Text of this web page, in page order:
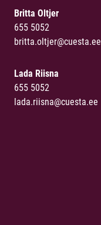
Britta Oltjer
655 5052
britta.oltjer@cuesta.ee
Lada Riisna
655 5052
lada.riisna@cuesta.ee